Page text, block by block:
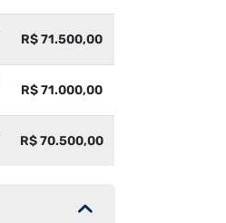
R$ 71.500,00
R$ 71.000,00
R$ 70.500,00